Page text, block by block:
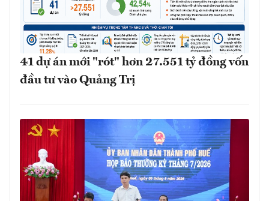
41 dự án mới "rót" hơn 27.551 tỷ đồng vốn
đầu tư vào Quảng Trị